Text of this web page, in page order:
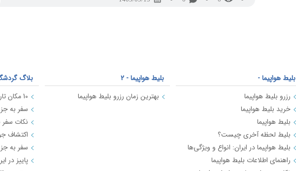
بلیط هواپیما -
رزرو بلیط هواپیما
خرید بلیط هواپیما
بلیط هواپیما
بلیط لحظه آخری چیست؟
بلیط هواپیما در ایران: انواع و ویژگی‌ها
راهنمای اطلاعات بلیط هواپیما
بلیط هواپیما - 2
بهترین زمان رزرو بلیط هواپیما
بلاگ
سفر به
نکات سفر